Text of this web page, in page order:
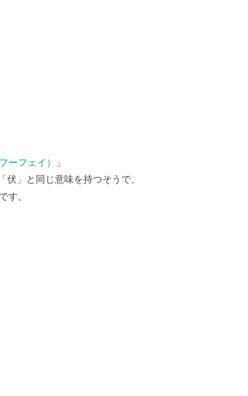
ーフェイ）
」
伏」と同じ意味を持つそうで、
す。